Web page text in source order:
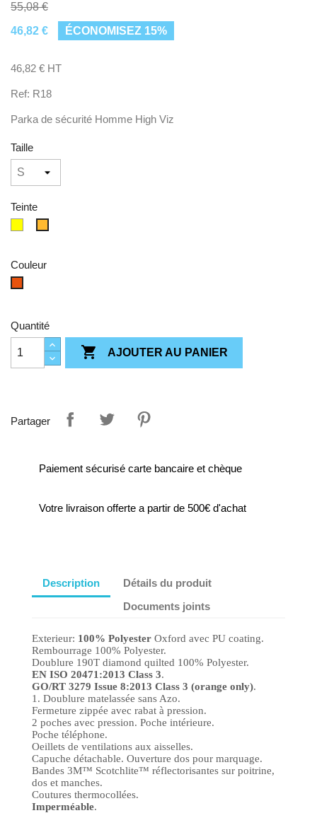
55,08 €
46,82 €
ÉCONOMISEZ 15%
46,82 € HT
Ref: R18
Parka de sécurité Homme High Viz
Taille
Teinte
Couleur
Quantité
 AJOUTER AU PANIER
Partager
Paiement sécurisé carte bancaire et chèque
Votre livraison offerte a partir de 500€ d'achat
Description
Détails du produit
Documents joints
Exterieur: 100% Polyester Oxford avec PU coating.
Rembourrage 100% Polyester.
Doublure 190T diamond quilted 100% Polyester.
EN ISO 20471:2013 Class 3.
GO/RT 3279 Issue 8:2013 Class 3 (orange only).
1. Doublure matelassée sans Azo.
Fermeture zippée avec rabat à pression.
2 poches avec pression. Poche intérieure.
Poche téléphone.
Oeillets de ventilations aux aisselles.
Capuche détachable. Ouverture dos pour marquage.
Bandes 3M™ Scotchlite™ réflectorisantes sur poitrine,
dos et manches.
Coutures thermocollées.
Imperméable.